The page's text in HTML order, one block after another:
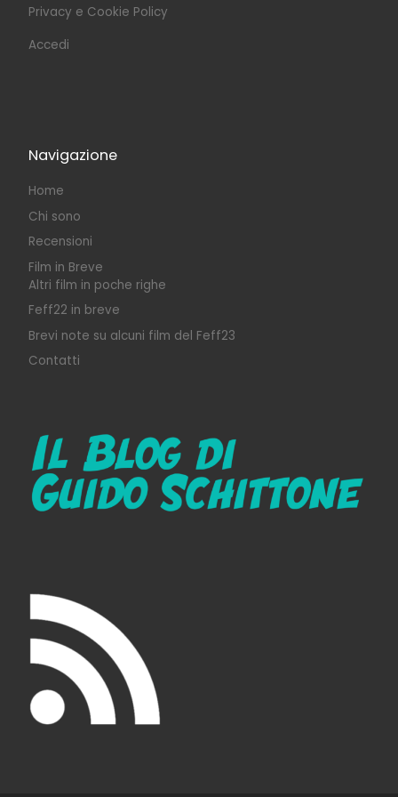
Privacy e Cookie Policy
Accedi
Navigazione
Home
Chi sono
Recensioni
Film in Breve
Altri film in poche righe
Feff22 in breve
Brevi note su alcuni film del Feff23
Contatti